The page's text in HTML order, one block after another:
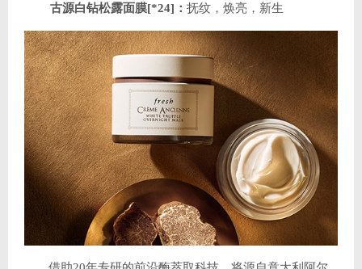
古源白钻松露面膜[*24]： 抚纹，焕亮，新生